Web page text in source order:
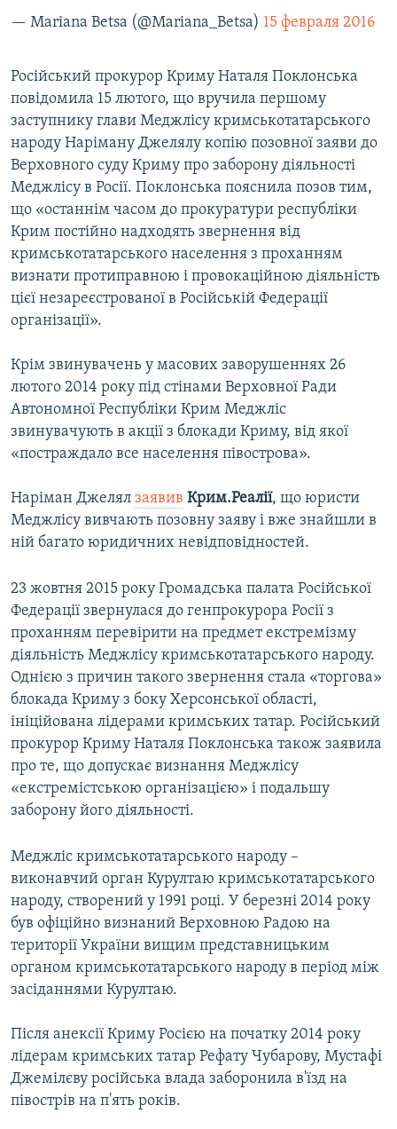
— Mariana Betsa (@Mariana_Betsa) 15 февраля 2016
​Російський прокурор Криму Наталя Поклонська
повідомила 15 лютого, що вручила першому
заступнику глави Меджлісу кримськотатарського
народу Наріману Джелялу копію позовної заяви до
Верховного суду Криму про заборону діяльності
Меджлісу в Росії. Поклонська пояснила позов тим,
що «останнім часом до прокуратури республіки
Крим постійно надходять звернення від
кримськотатарського населення з проханням
визнати протиправною і провокаційною діяльність
цієї незареєстрованої в Російській Федерації
організації».
Крім звинувачень у масових заворушеннях 26
лютого 2014 року під стінами Верховної Ради
Автономної Республіки Крим Меджліс
звинувачують в акції з блокади Криму, від якої
«постраждало все населення півострова».
Наріман Джелял заявив Крим.Реалії, що юристи
Меджлісу вивчають позовну заяву і вже знайшли в
ній багато юридичних невідповідностей.
23 жовтня 2015 року Громадська палата Російської
Федерації звернулася до генпрокурора Росії з
проханням перевірити на предмет екстремізму
діяльність Меджлісу кримськотатарського народу.
Однією з причин такого звернення стала «торгова»
блокада Криму з боку Херсонської області,
ініційована лідерами кримських татар. Російський
прокурор Криму Наталя Поклонська також заявила
про те, що допускає визнання Меджлісу
«екстремістською організацією» і подальшу
заборону його діяльності.
Меджліс кримськотатарського народу –
виконавчий орган Курултаю кримськотатарського
народу, створений у 1991 році. У березні 2014 року
був офіційно визнаний Верховною Радою на
території України вищим представницьким
органом кримськотатарського народу в період між
засіданнями Курултаю.
Після анексії Криму Росією на початку 2014 року
лідерам кримських татар Рефату Чубарову, Мустафі
Джемілєву російська влада заборонила в'їзд на
півострів на п'ять років.